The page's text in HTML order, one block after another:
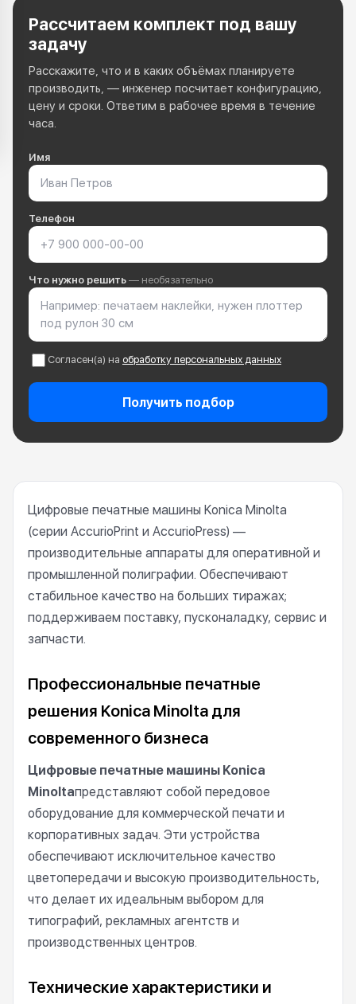
Рассчитаем комплект под вашу
задачу
Расскажите, что и в каких объёмах планируете
производить, — инженер посчитает конфигурацию,
цену и сроки. Ответим в рабочее время в течение
часа.
Имя
Телефон
Что нужно решить — необязательно
Согласен(а) на обработку персональных данных
Получить подбор
Цифровые печатные машины Konica Minolta
(серии AccurioPrint и AccurioPress) —
производительные аппараты для оперативной и
промышленной полиграфии. Обеспечивают
стабильное качество на больших тиражах;
поддерживаем поставку, пусконаладку, сервис и
запчасти.
Профессиональные печатные
решения Konica Minolta для
современного бизнеса
Цифровые печатные машины Konica
Minoltaпредставляют собой передовое
оборудование для коммерческой печати и
корпоративных задач. Эти устройства
обеспечивают исключительное качество
цветопередачи и высокую производительность,
что делает их идеальным выбором для
типографий, рекламных агентств и
производственных центров.
Технические характеристики и